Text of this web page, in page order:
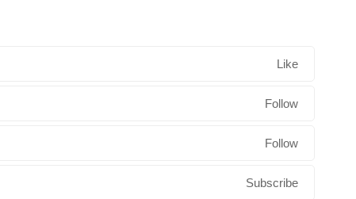
Like
Follow
Follow
Subscribe